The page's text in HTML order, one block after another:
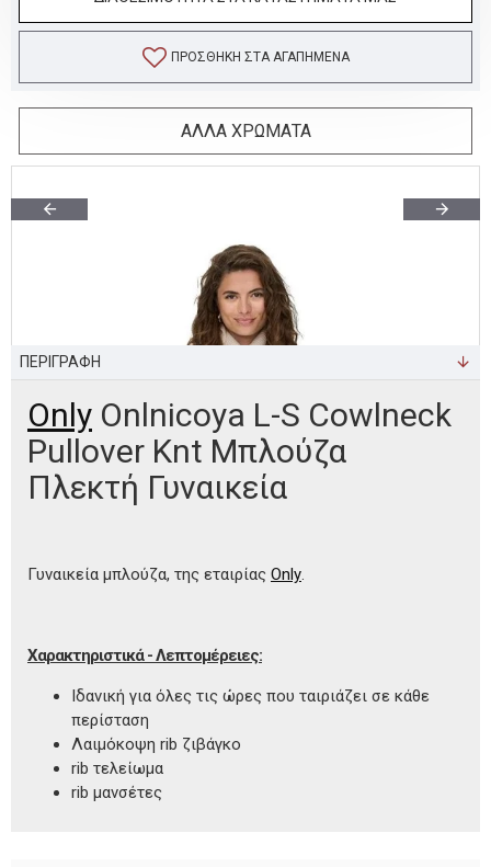
ΠΡΟΣΘΉΚΗ ΣΤΑ ΑΓΑΠΗΜΈΝΑ
ΑΛΛΑ ΧΡΩΜΑΤΑ
ΠΕΡΙΓΡΑΦΗ
Only Onlnicoya L-S Cowlneck
Pullover Knt Μπλούζα
Πλεκτή Γυναικεία
Γυναικεία μπλούζα, της εταιρίας Only.
Χαρακτηριστικά - Λεπτομέρειες:
Ιδανική για όλες τις ώρες που ταιριάζει σε κάθε
περίσταση
Λαιμόκοψη rib ζιβάγκο
rib τελείωμα
rib μανσέτες